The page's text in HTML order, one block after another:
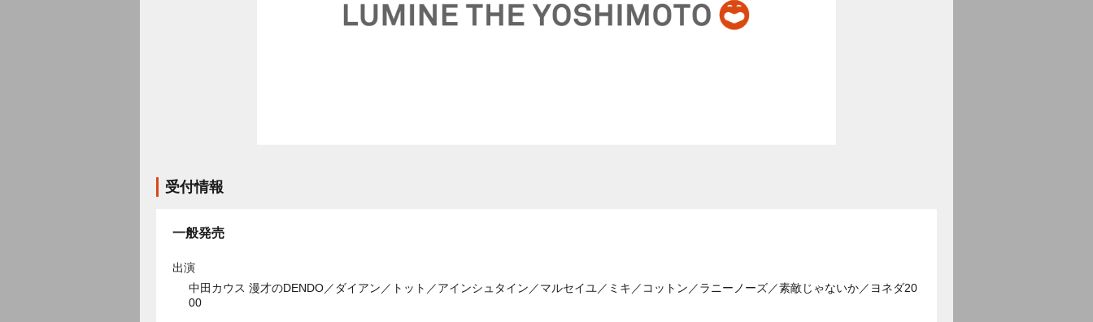
受付情報
一般発売
出演
中田カウス 漫才のDENDO／ダイアン／トット／アインシュタイン／マルセイユ／ミキ／コットン／ラニーノーズ／素敵じゃないか／ヨネダ20
00